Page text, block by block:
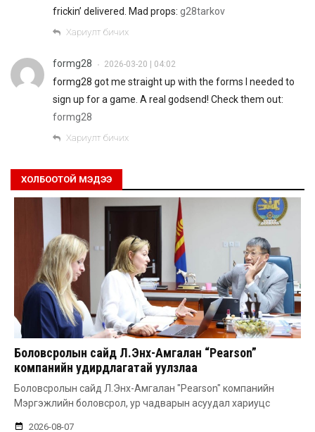
frickin’ delivered. Mad props: g28tarkov
Хариулт бичих
formg28 • 2026-03-20 | 04:02
formg28 got me straight up with the forms I needed to
sign up for a game. A real godsend! Check them out:
formg28
Хариулт бичих
ХОЛБООТОЙ МЭДЭЭ
Боловсролын сайд Л.Энх-Амгалан “Pearson”
компанийн удирдлагатай уулзлаа
Боловсролын сайд Л.Энх-Амгалан "Pearson" компанийн
Мэргэжлийн боловсрол, ур чадварын асуудал хариуцс
2026-08-07